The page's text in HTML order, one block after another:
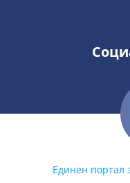
Единен портал